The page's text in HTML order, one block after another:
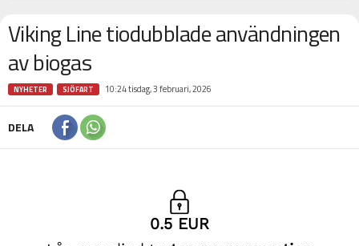
Viking Line tiodubblade användningen
av biogas
NYHETER SJÖFART 10:24 tisdag, 3 februari, 2026
DELA